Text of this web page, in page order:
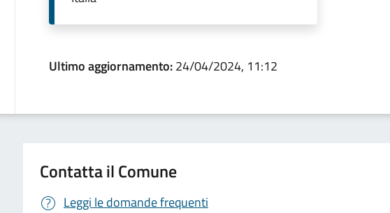
Ultimo aggiornamento:24/04/2024, 11:12
Contatta il Comune
Leggi le domande frequenti